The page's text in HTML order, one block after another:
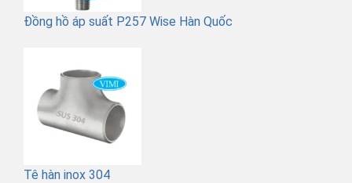
Đồng hồ áp suất P257 Wise Hàn Quốc
Tê hàn inox 304